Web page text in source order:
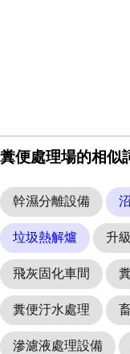
糞便處理場的相似
幹濕分離設備
垃圾熱解爐 升
飛灰固化車間
糞便汙水處理
滲濾液處理設備